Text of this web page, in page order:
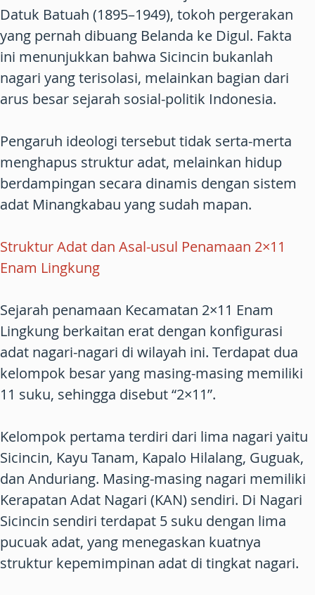
Datuk Batuah (1895–1949), tokoh pergerakan
yang pernah dibuang Belanda ke Digul. Fakta
ini menunjukkan bahwa Sicincin bukanlah
nagari yang terisolasi, melainkan bagian dari
arus besar sejarah sosial-politik Indonesia.
Pengaruh ideologi tersebut tidak serta-merta
menghapus struktur adat, melainkan hidup
berdampingan secara dinamis dengan sistem
adat Minangkabau yang sudah mapan.
Struktur Adat dan Asal-usul Penamaan 2×11
Enam Lingkung
Sejarah penamaan Kecamatan 2×11 Enam
Lingkung berkaitan erat dengan konfigurasi
adat nagari-nagari di wilayah ini. Terdapat dua
kelompok besar yang masing-masing memiliki
11 suku, sehingga disebut “2×11”.
Kelompok pertama terdiri dari lima nagari yaitu
Sicincin, Kayu Tanam, Kapalo Hilalang, Guguak,
dan Anduriang. Masing-masing nagari memiliki
Kerapatan Adat Nagari (KAN) sendiri. Di Nagari
Sicincin sendiri terdapat 5 suku dengan lima
pucuak adat, yang menegaskan kuatnya
struktur kepemimpinan adat di tingkat nagari.